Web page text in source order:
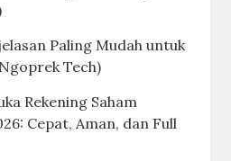
Paling Mudah untuk
Tech)
Rekening Saham
Cepat, Aman, dan Full